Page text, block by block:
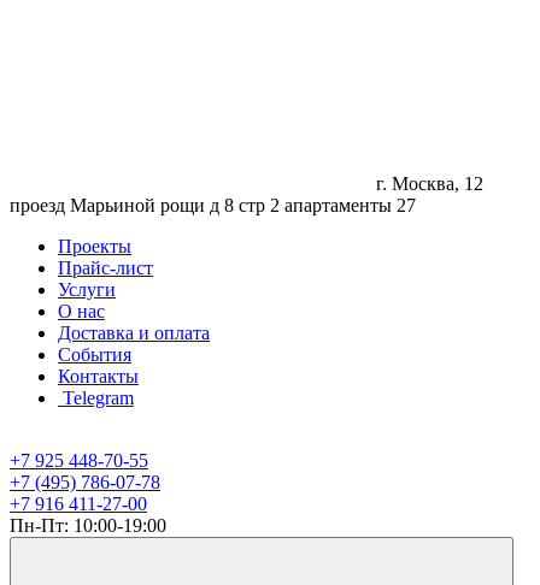
г. Москва, 12
проезд Марьиной рощи д 8 стр 2 апартаменты 27
Проекты
Прайс-лист
Услуги
О нас
Доставка и оплата
События
Контакты
Telegram
+7 925 448-70-55
+7 (495) 786-07-78
+7 916 411-27-00
Пн-Пт: 10:00-19:00